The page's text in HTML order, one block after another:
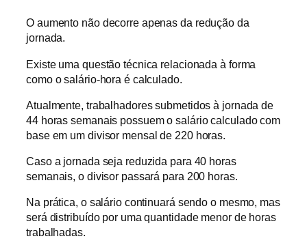
O aumento não decorre apenas da redução da
jornada.
Existe uma questão técnica relacionada à forma
como o salário-hora é calculado.
Atualmente, trabalhadores submetidos à jornada de
44 horas semanais possuem o salário calculado com
base em um divisor mensal de 220 horas.
Caso a jornada seja reduzida para 40 horas
semanais, o divisor passará para 200 horas.
Na prática, o salário continuará sendo o mesmo, mas
será distribuído por uma quantidade menor de horas
trabalhadas.